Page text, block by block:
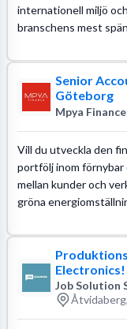
internationell miljö
branschens mest
Senior
Göteborg
Mpya
Vill du utveckla den
portfölj inom förnybar
mellan kunder och
gröna
Electronics!
Job Solution